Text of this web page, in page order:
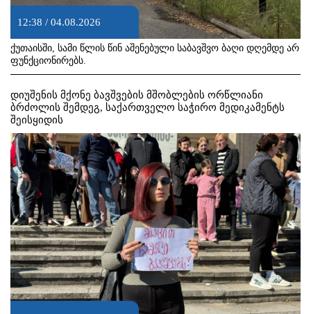
12:38 / 04.08.2026
ქუთაისში, სამი წლის წინ აშენებული საბავშვო ბაღი დღემდე არ
ფუნქციონირებს.
დიუშენის მქონე ბავშვების მშობლების ორწლიანი
ბრძოლის შემდეგ, საქართველო საჭირო მედიკამენტს
შეისყიდის